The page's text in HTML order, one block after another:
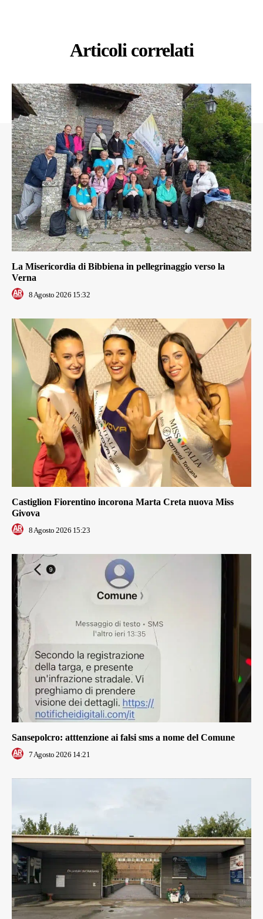
Articoli correlati
La Misericordia di Bibbiena in pellegrinaggio verso la
Verna
8 Agosto 2026 15:32
Castiglion Fiorentino incorona Marta Creta nuova Miss
Givova
8 Agosto 2026 15:23
Sansepolcro: atttenzione ai falsi sms a nome del Comune
7 Agosto 2026 14:21